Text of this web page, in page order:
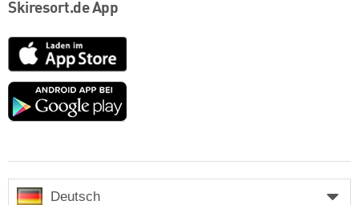
Skiresort.de App
App
Store
Google
Deutsch